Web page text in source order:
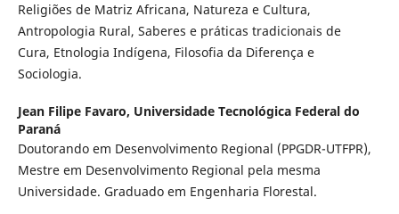
Religiões de Matriz Africana, Natureza e Cultura,
Antropologia Rural, Saberes e práticas tradicionais de
Cura, Etnologia Indígena, Filosofia da Diferença e
Sociologia.
Jean Filipe Favaro, Universidade Tecnológica Federal do
Paraná
Doutorando em Desenvolvimento Regional (PPGDR-UTFPR),
Mestre em Desenvolvimento Regional pela mesma
Universidade. Graduado em Engenharia Florestal.